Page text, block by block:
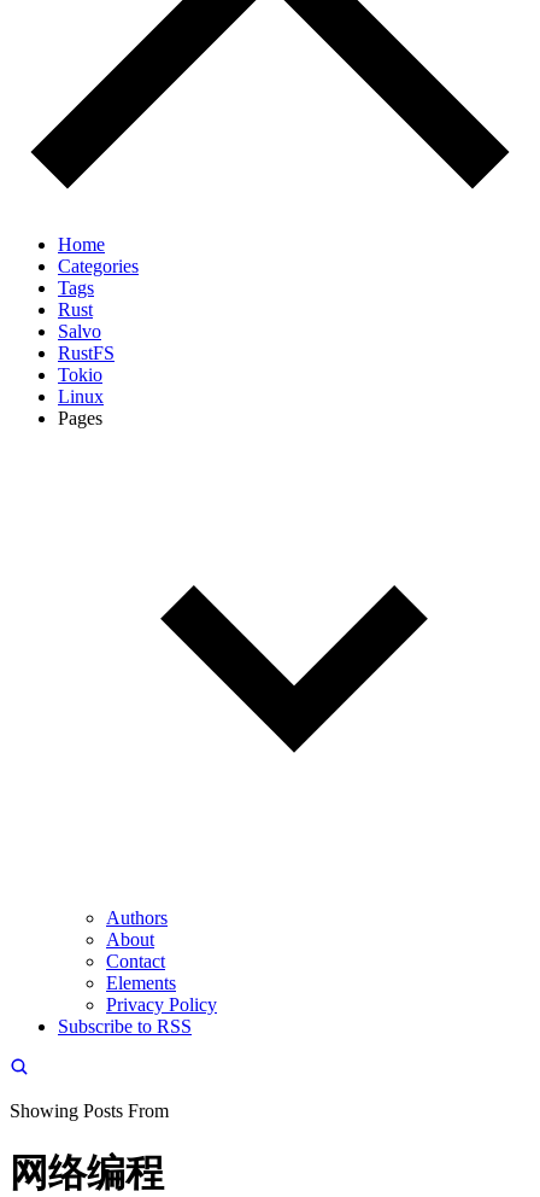
Home
Categories
Tags
Rust
Salvo
RustFS
Tokio
Linux
Pages
Authors
About
Contact
Elements
Privacy Policy
Subscribe to RSS
Showing Posts From
网络编程